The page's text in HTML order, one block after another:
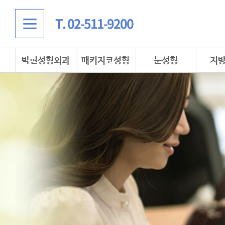
T. 02-511-9200
박현성형외과 패키지코성형 눈성형 지